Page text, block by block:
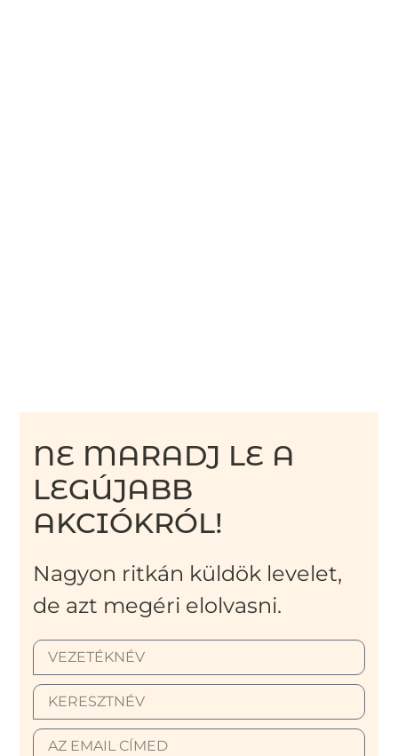
NE MARADJ LE A
LEGÚJABB
AKCIÓKRÓL!
Nagyon ritkán küldök levelet,
de azt megéri elolvasni.